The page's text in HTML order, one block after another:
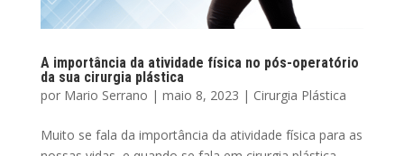
A importância da atividade física no pós-operatório
da sua cirurgia plástica
por Mario Serrano | maio 8, 2023 | Cirurgia Plástica
Muito se fala da importância da atividade física para as